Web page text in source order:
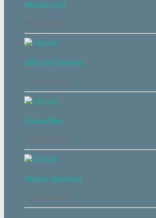
Attitude Gold
09:00 12:00
Office De Tourisme
12:00 13:00
Culture Mag
13:00 13:30
Attitude Week-End
13:30 18:00